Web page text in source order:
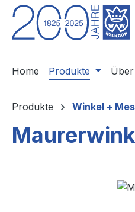
Hauptinhalt springen
Zur Suche springen
Zur Hauptnavigation
Home Produkte
Produkte Winkel +
Bildergalerie überspringen